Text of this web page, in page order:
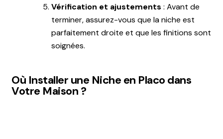
Vérification et ajustements : Avant de
terminer, assurez-vous que la niche est
parfaitement droite et que les finitions sont
soignées.
Où Installer une Niche en Placo dans
Votre Maison ?